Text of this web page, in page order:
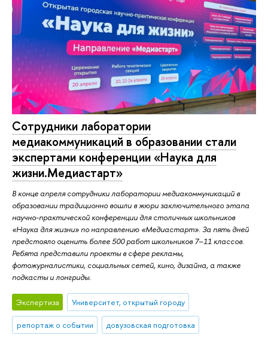
Сотрудники лаборатории
медиакоммуникаций в образовании стали
экспертами конференции «Наука для
жизни.Медиастарт»
В конце апреля сотрудники лаборатории медиакоммуникаций в
образовании традиционно вошли в жюри заключительного этапа
научно-практической конференции для столичных школьников
«Наука для жизни» по направлению «Медиастарт». За пять дней
предстояло оценить более 500 работ школьников 7–11 классов.
Ребята представили проекты в сфере рекламы,
фотожурналистики, социальных сетей, кино, дизайна, а также
подкасты и лонгриды.
Экспертиза Университет, открытый городу
репортаж о событии довузовская подготовка